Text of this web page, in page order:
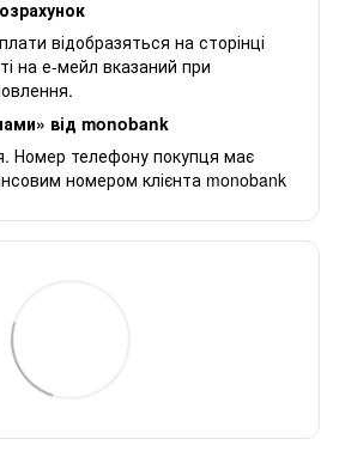
відобразяться на сторінці
на е-мейл вказаний при
від monobank
Номер телефону покупця має
номером клієнта monobank